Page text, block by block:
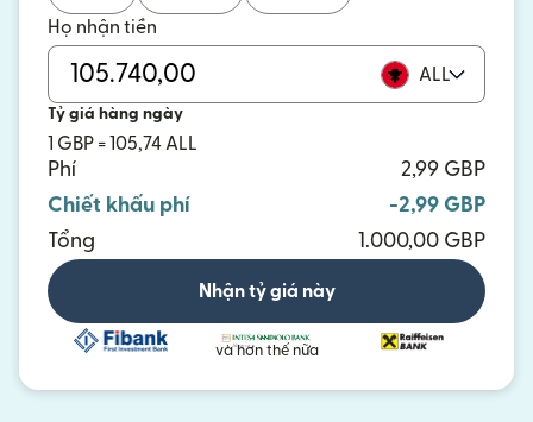
Họ nhận tiền
ALL
Tỷ giá hàng ngày
1 GBP = 105,74 ALL
Phí
2,99 GBP
Chiết khấu phí
-2,99 GBP
Tổng
1.000,00 GBP
Nhận tỷ giá này
và hơn thế nữa